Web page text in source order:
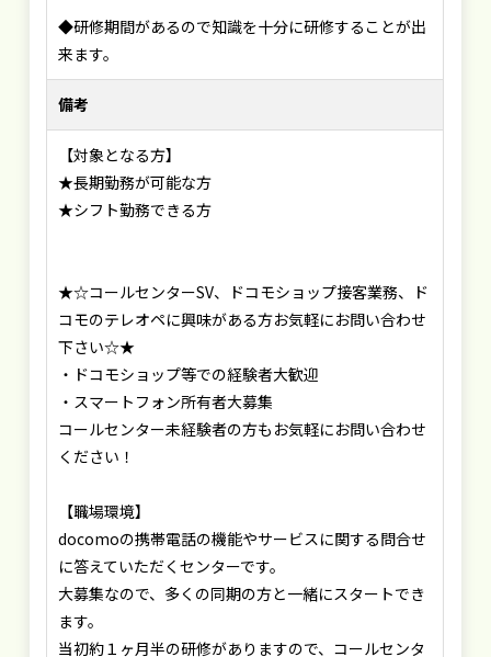
◆研修期間があるので知識を十分に研修することが出
来ます。
備考
【対象となる方】
★長期勤務が可能な方
★シフト勤務できる方
★☆コールセンターSV、ドコモショップ接客業務、ド
コモのテレオペに興味がある方お気軽にお問い合わせ
下さい☆★
・ドコモショップ等での経験者大歓迎
・スマートフォン所有者大募集
コールセンター未経験者の方もお気軽にお問い合わせ
ください！
【職場環境】
docomoの携帯電話の機能やサービスに関する問合せ
に答えていただくセンターです。
大募集なので、多くの同期の方と一緒にスタートでき
ます。
当初約１ヶ月半の研修がありますので、コールセンタ